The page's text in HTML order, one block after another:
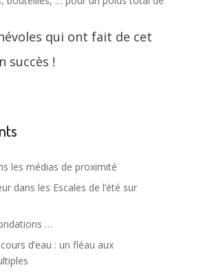
qui ont fait de cet
succès !
les médias de proximité
dans les Escales de l’été sur
…
d’eau : un fléau aux